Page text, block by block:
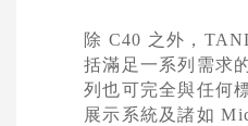
除 C40 之外，
括滿足一系列需求
列也可完全與任何
展示系統及諸如